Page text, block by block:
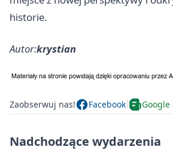
historie.
Autor:krystian
Zaobserwuj nas! Facebook Google
Nadchodzące wydarzenia